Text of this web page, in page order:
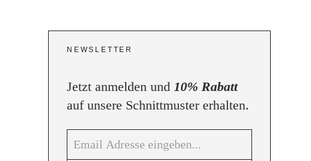
NEWSLETTER
Jetzt anmelden und 10% Rabatt
auf unsere Schnittmuster erhalten.